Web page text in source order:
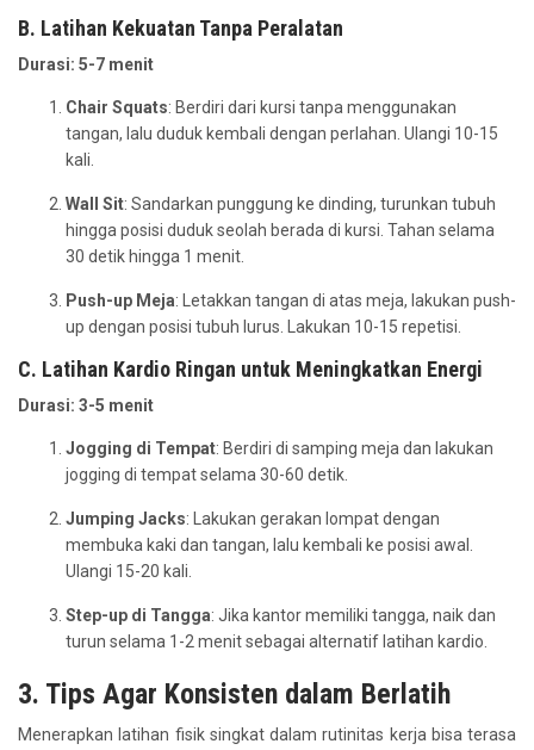
B. Latihan Kekuatan Tanpa Peralatan
Durasi: 5-7 menit
Chair Squats: Berdiri dari kursi tanpa menggunakan
tangan, lalu duduk kembali dengan perlahan. Ulangi 10-15
kali.
Wall Sit: Sandarkan punggung ke dinding, turunkan tubuh
hingga posisi duduk seolah berada di kursi. Tahan selama
30 detik hingga 1 menit.
Push-up Meja: Letakkan tangan di atas meja, lakukan push-
up dengan posisi tubuh lurus. Lakukan 10-15 repetisi.
C. Latihan Kardio Ringan untuk Meningkatkan Energi
Durasi: 3-5 menit
Jogging di Tempat: Berdiri di samping meja dan lakukan
jogging di tempat selama 30-60 detik.
Jumping Jacks: Lakukan gerakan lompat dengan
membuka kaki dan tangan, lalu kembali ke posisi awal.
Ulangi 15-20 kali.
Step-up di Tangga: Jika kantor memiliki tangga, naik dan
turun selama 1-2 menit sebagai alternatif latihan kardio.
3. Tips Agar Konsisten dalam Berlatih
Menerapkan latihan fisik singkat dalam rutinitas kerja bisa terasa